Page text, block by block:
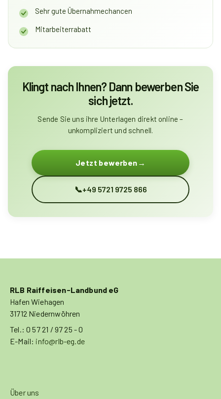
Sehr gute Übernahmechancen
Mitarbeiterrabatt
Klingt nach Ihnen? Dann bewerben Sie
sich jetzt.
Sende Sie uns ihre Unterlagen direkt online –
unkompliziert und schnell.
Jetzt bewerben →
📞+49 5721 9725 866
RLB Raiffeisen-Landbund eG
Hafen Wiehagen
31712 Niedernwöhren
Tel.: 0 57 21 / 97 25 - 0
E-Mail: info@rlb-eg.de
Über uns